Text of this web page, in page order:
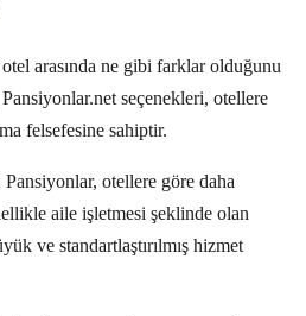
arasında ne gibi farklar olduğunu
seçenekleri, otellere
felsefesine sahiptir.
Pansiyonlar, otellere göre daha
aile işletmesi şeklinde olan
ve standartlaştırılmış hizmet